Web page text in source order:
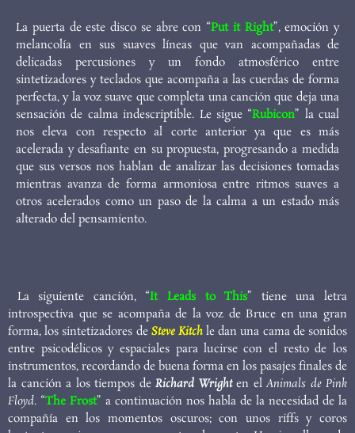
La puerta de este disco se abre con “Put it Right”, emoción y
melancolía en sus suaves líneas que van acompañadas de
delicadas percusiones y un fondo atmosférico entre
sintetizadores y teclados que acompaña a las cuerdas de forma
perfecta, y la voz suave que completa una canción que deja una
sensación de calma indescriptible. Le sigue “Rubicon” la cual
nos eleva con respecto al corte anterior ya que es más
acelerada y desafiante en su propuesta, progresando a medida
que sus versos nos hablan de analizar las decisiones tomadas
mientras avanza de forma armoniosa entre ritmos suaves a
otros acelerados como un paso de la calma a un estado más
alterado del pensamiento.
La siguiente canción, “It Leads to This” tiene una letra
introspectiva que se acompaña de la voz de Bruce en una gran
forma, los sintetizadores de Steve Kitchle dan una cama de sonidos
entre psicodélicos y espaciales para lucirse con el resto de los
instrumentos, recordando de buena forma en los pasajes finales de
la canción a los tiempos de Richard Wrighten el Animals de Pink
Floyd. “The Frost” a continuación nos habla de la necesidad de la
compañía en los momentos oscuros; con unos riffs y coros